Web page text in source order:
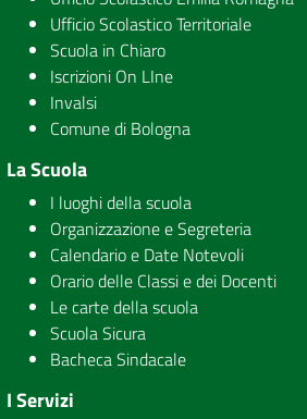
Ufficio Scolastico Territoriale
Scuola in Chiaro
Iscrizioni On LIne
Invalsi
Comune di Bologna
La Scuola
I luoghi della scuola
Organizzazione e Segreteria
Calendario e Date Notevoli
Orario delle Classi e dei Docenti
Le carte della scuola
Scuola Sicura
Bacheca Sindacale
I Servizi